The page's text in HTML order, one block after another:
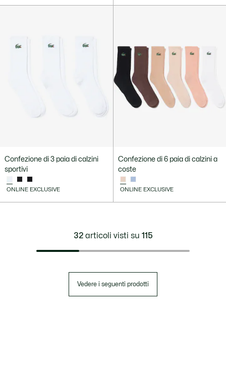
Confezione di 3 paia di calzini
sportivi
ONLINE EXCLUSIVE
Confezione di 6 paia di calzini a
coste
ONLINE EXCLUSIVE
32articoli visti su 115
Vedere i seguenti prodotti